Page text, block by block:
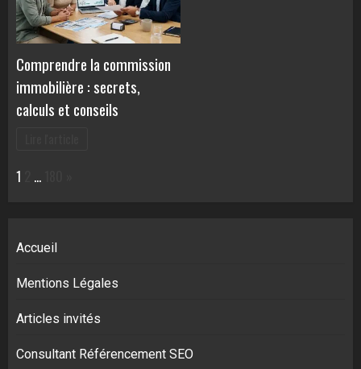
Comprendre la commission
immobilière : secrets,
calculs et conseils
Page:
1 …
Accueil
Mentions Légales
Articles invités
Consultant Référencement SEO